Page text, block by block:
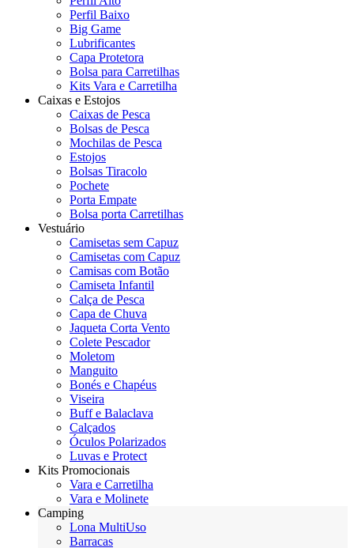
Perfil Baixo
Big Game
Lubrificantes
Capa Protetora
Bolsa para Carretilhas
Kits Vara e Carretilha
Caixas e Estojos
Caixas de Pesca
Bolsas de Pesca
Mochilas de Pesca
Estojos
Bolsas Tiracolo
Pochete
Porta Empate
Bolsa porta Carretilhas
Vestuário
Camisetas sem Capuz
Camisetas com Capuz
Camisas com Botão
Camiseta Infantil
Calça de Pesca
Capa de Chuva
Jaqueta Corta Vento
Colete Pescador
Moletom
Manguito
Bonés e Chapéus
Viseira
Buff e Balaclava
Calçados
Óculos Polarizados
Luvas e Protect
Kits Promocionais
Vara e Carretilha
Vara e Molinete
Camping
Lona MultiUso
Barracas